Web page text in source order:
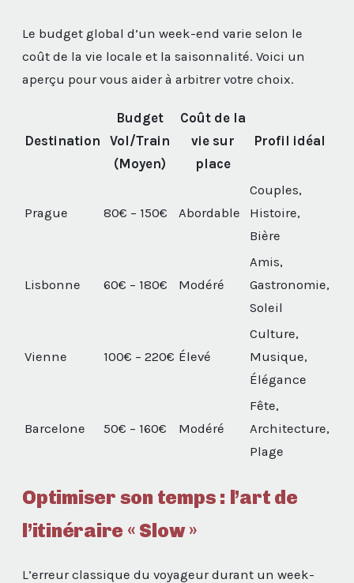
Le budget global d’un week-end varie selon le
coût de la vie locale et la saisonnalité. Voici un
aperçu pour vous aider à arbitrer votre choix.
Destination
Budget
Vol/Train
(Moyen)
Coût de la
vie sur
place
Profil idéal
Prague 80€ – 150€ Abordable
Couples,
Histoire,
Bière
Lisbonne 60€ – 180€ Modéré
Amis,
Gastronomie,
Soleil
Vienne 100€ – 220€ Élevé
Culture,
Musique,
Élégance
Barcelone 50€ – 160€ Modéré
Fête,
Architecture,
Plage
Optimiser son temps : l’art de
l’itinéraire « Slow »
L’erreur classique du voyageur durant un week-